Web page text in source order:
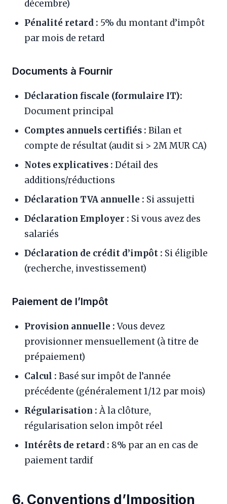
décembre)
Pénalité retard : 5% du montant d’impôt
par mois de retard
Documents à Fournir
Déclaration fiscale (formulaire IT):
Document principal
Comptes annuels certifiés : Bilan et
compte de résultat (audit si > 2M MUR CA)
Notes explicatives : Détail des
additions/réductions
Déclaration TVA annuelle : Si assujetti
Déclaration Employer : Si vous avez des
salariés
Déclaration de crédit d’impôt : Si éligible
(recherche, investissement)
Paiement de l’Impôt
Provision annuelle :Vous devez
provisionner mensuellement (à titre de
prépaiement)
Calcul : Basé sur impôt de l’année
précédente (généralement 1/12 par mois)
Régularisation :À la clôture,
régularisation selon impôt réel
Intérêts de retard : 8% par an en cas de
paiement tardif
6. Conventions d’Imposition